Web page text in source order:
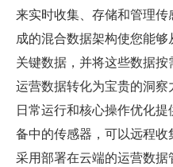
来实时收集、存储和管理
成的混合数据架构使您能
关键数据，并将这些数据
运营数据转化为宝贵的洞
日常运行和核心操作优化
备中的传感器，可以远程
采用部署在云端的运营数